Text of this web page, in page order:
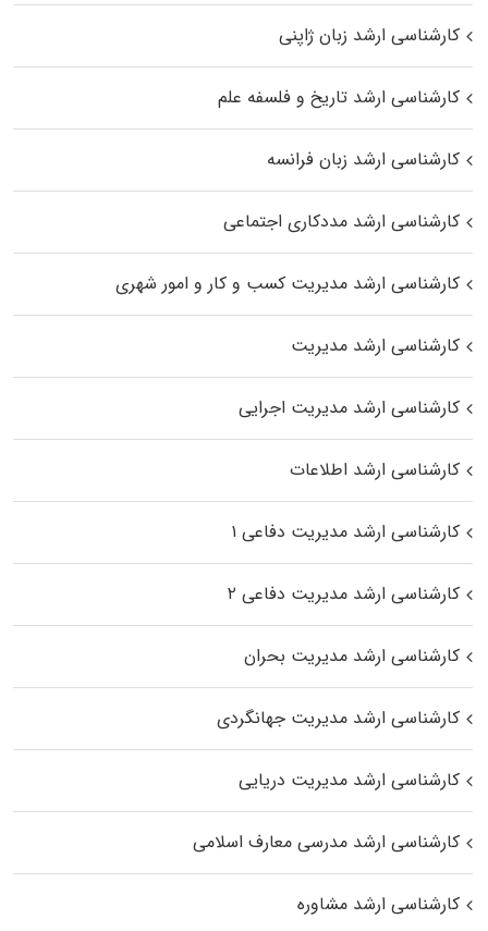
کارشناسی ارشد زبان ژاپنی
کارشناسی ارشد تاریخ و فلسفه علم
کارشناسی ارشد زبان فرانسه
کارشناسی ارشد مددکاری اجتماعی
کارشناسی ارشد مدیریت کسب و کار و امور شهری
کارشناسی ارشد مدیریت
کارشناسی ارشد مدیریت اجرایی
کارشناسی ارشد اطلاعات
کارشناسی ارشد مدیریت دفاعی ۱
کارشناسی ارشد مدیریت دفاعی ۲
کارشناسی ارشد مدیریت بحران
کارشناسی ارشد مدیریت جهانگردی
کارشناسی ارشد مدیریت دریایی
کارشناسی ارشد مدرسی معارف اسلامی
کارشناسی ارشد مشاوره